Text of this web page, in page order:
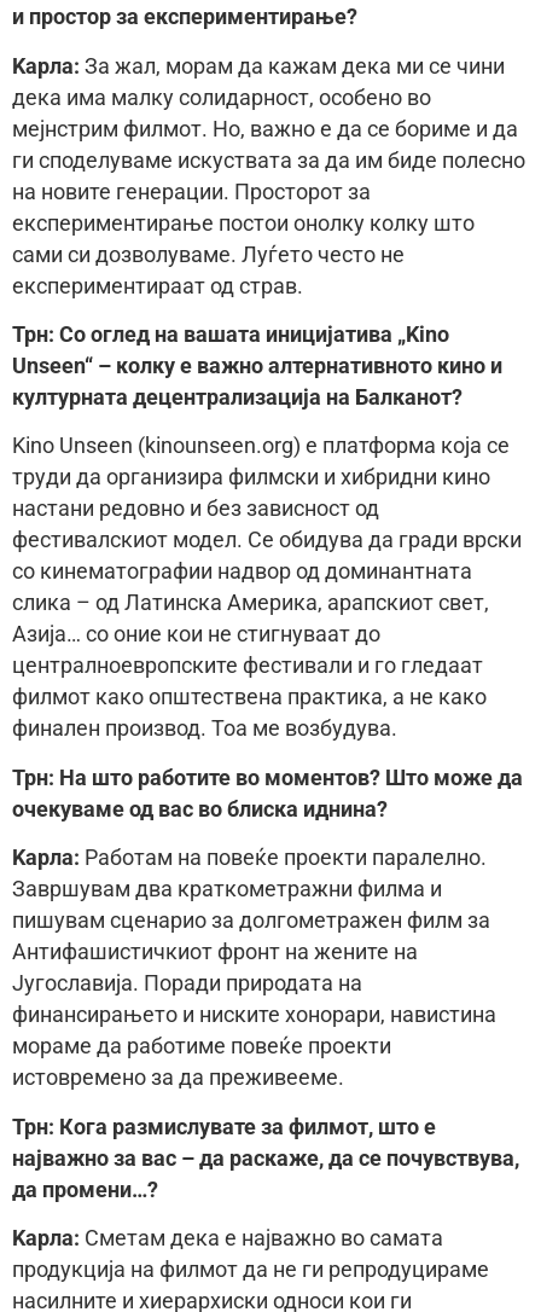
и простор за експериментирање?
Kaрла: За жал, морам да кажам дека ми се чини
дека има малку солидарност, особено во
мејнстрим филмот. Но, важно е да се бориме и да
ги споделуваме искуствата за да им биде полесно
на новите генерации. Просторот за
експериментирање постои онолку колку што
сами си дозволуваме. Луѓето често не
експериментираат од страв.
Трн: Со оглед на вашата иницијатива „Kino
Unseen“ – колку е важно алтернативното кино и
културната децентрализација на Балканот?
Kino Unseen (kinounseen.org) е платформа која се
труди да организира филмски и хибридни кино
настани редовно и без зависност од
фестивалскиот модел. Се обидува да гради врски
со кинематографии надвор од доминантната
слика – од Латинска Америка, арапскиот свет,
Азија… со оние кои не стигнуваат до
централноевропските фестивали и го гледаат
филмот како општествена практика, а не како
финален производ. Тоа ме возбудува.
Трн: На што работите во моментов? Што може да
очекуваме од вас во блиска иднина?
Kaрла: Работам на повеќе проекти паралелно.
Завршувам два краткометражни филма и
пишувам сценарио за долгометражен филм за
Антифашистичкиот фронт на жените на
Југославија. Поради природата на
финансирањето и ниските хонорари, навистина
мораме да работиме повеќе проекти
истовремено за да преживееме.
Трн: Кога размислувате за филмот, што е
најважно за вас – да раскаже, да се почувствува,
да промени…?
Kaрла: Сметам дека е најважно во самата
продукција на филмот да не ги репродуцираме
насилните и хиерархиски односи кои ги